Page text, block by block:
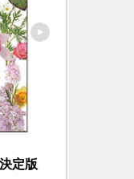
定版